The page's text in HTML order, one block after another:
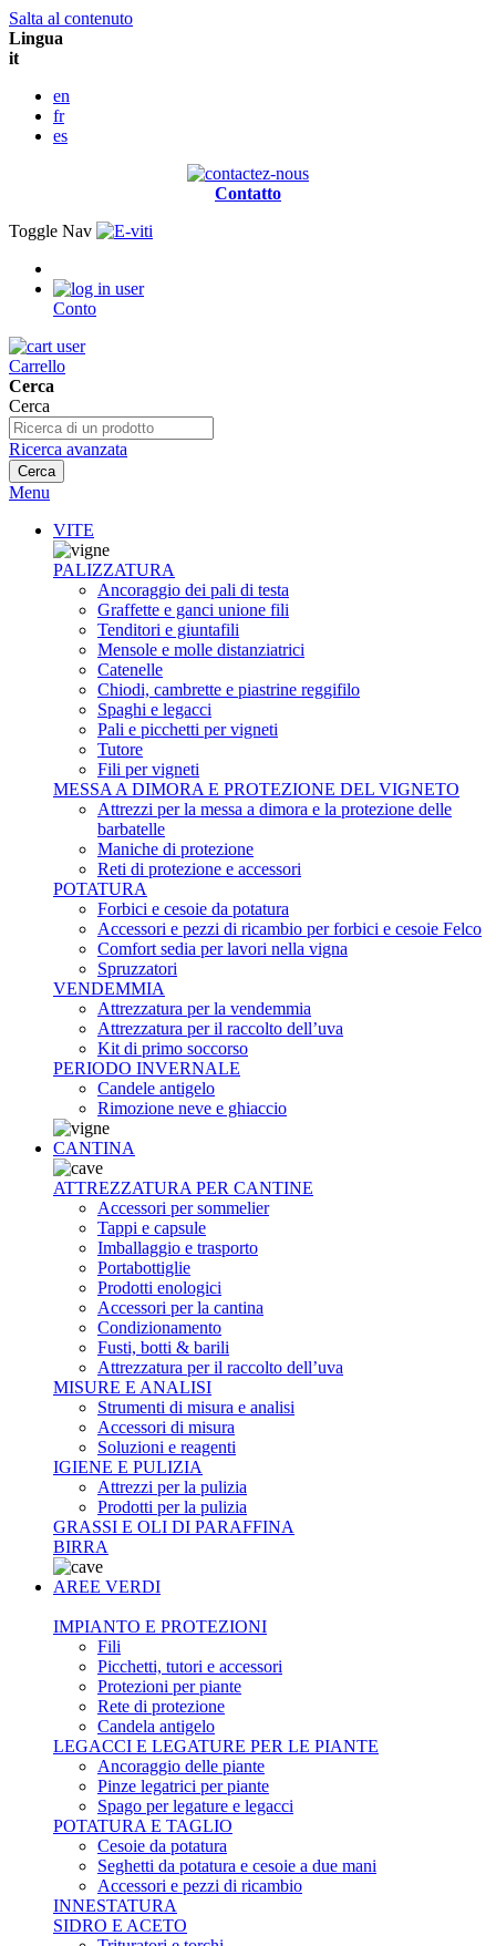
Salta al contenuto
Lingua
it
en
fr
es
Contatto
Toggle Nav
Conto
Carrello
Cerca
Cerca
Ricerca avanzata
Cerca
Menu
VITE
PALIZZATURA
Ancoraggio dei pali di testa
Graffette e ganci unione fili
Tenditori e giuntafili
Mensole e molle distanziatrici
Catenelle
Chiodi, cambrette e piastrine reggifilo
Spaghi e legacci
Pali e picchetti per vigneti
Tutore
Fili per vigneti
MESSA A DIMORA E PROTEZIONE DEL VIGNETO
Attrezzi per la messa a dimora e la protezione delle
barbatelle
Maniche di protezione
Reti di protezione e accessori
POTATURA
Forbici e cesoie da potatura
Accessori e pezzi di ricambio per forbici e cesoie Felco
Comfort sedia per lavori nella vigna
Spruzzatori
VENDEMMIA
Attrezzatura per la vendemmia
Attrezzatura per il raccolto dell’uva
Kit di primo soccorso
PERIODO INVERNALE
Candele antigelo
Rimozione neve e ghiaccio
CANTINA
ATTREZZATURA PER CANTINE
Accessori per sommelier
Tappi e capsule
Imballaggio e trasporto
Portabottiglie
Prodotti enologici
Accessori per la cantina
Condizionamento
Fusti, botti & barili
Attrezzatura per il raccolto dell’uva
MISURE E ANALISI
Strumenti di misura e analisi
Accessori di misura
Soluzioni e reagenti
IGIENE E PULIZIA
Attrezzi per la pulizia
Prodotti per la pulizia
GRASSI E OLI DI PARAFFINA
BIRRA
AREE VERDI
IMPIANTO E PROTEZIONI
Fili
Picchetti, tutori e accessori
Protezioni per piante
Rete di protezione
Candela antigelo
LEGACCI E LEGATURE PER LE PIANTE
Ancoraggio delle piante
Pinze legatrici per piante
Spago per legature e legacci
POTATURA E TAGLIO
Cesoie da potatura
Seghetti da potatura e cesoie a due mani
Accessori e pezzi di ricambio
INNESTATURA
SIDRO E ACETO